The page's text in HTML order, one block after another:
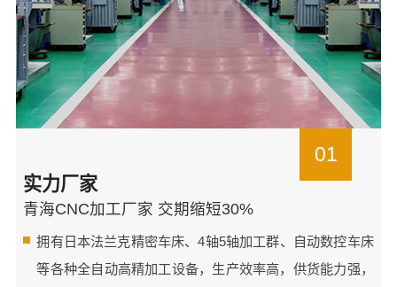
01
实力厂家
青海CNC加工厂家 交期缩短30%
拥有日本法兰克精密车床、4轴5轴加工群、自动数控车床
等各种全自动高精加工设备，生产效率高，供货能力强，